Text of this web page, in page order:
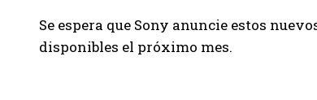
Se espera que Sony anuncie estos
disponibles el próximo mes.